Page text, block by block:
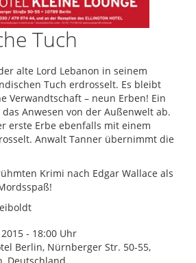
Tuch
alte Lord Lebanon in seinem
Tuch erdrosselt. Es bleibt
Verwandtschaft – neun Erben! Ein
Anwesen von der Außenwelt ab.
erste Erbe ebenfalls mit einem
Anwalt Tanner übernimmt die
Krimi nach Edgar Wallace als
- 18:00 Uhr
Berlin, Nürnberger Str. 50-55,